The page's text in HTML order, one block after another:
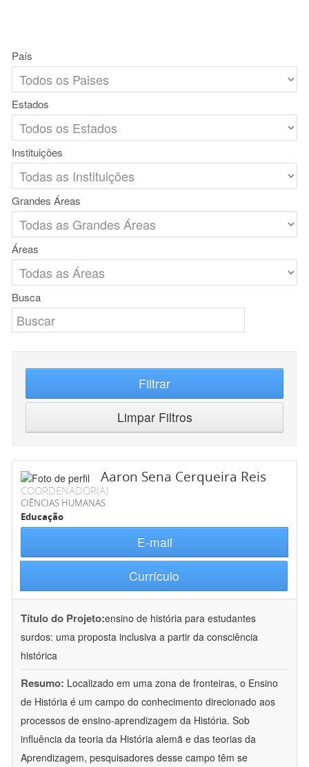
País
Estados
Instituições
Grandes Áreas
Áreas
Busca
Filtrar
Limpar Filtros
Aaron Sena Cerqueira Reis
COORDENADOR(A)
CIÊNCIAS HUMANAS
Educação
E-mail
Currículo
Título do Projeto:ensino de história para estudantes
surdos: uma proposta inclusiva a partir da consciência
histórica
Resumo: Localizado em uma zona de fronteiras, o Ensino
de História é um campo do conhecimento direcionado aos
processos de ensino-aprendizagem da História. Sob
influência da teoria da História alemã e das teorias da
Aprendizagem, pesquisadores desse campo têm se